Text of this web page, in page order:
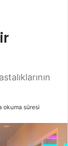
okuma süresi